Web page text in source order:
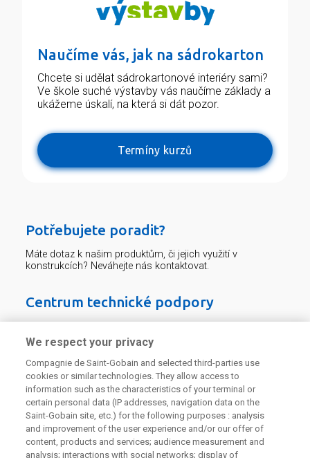
Naučíme vás, jak na sádrokarton
Chcete si udělat sádrokartonové interiéry sami?
Ve škole suché výstavby vás naučíme základy a
ukážeme úskalí, na která si dát pozor.
Termíny kurzů
Potřebujete poradit?
Máte dotaz k našim produktům, či jejich využití v
konstrukcích? Neváhejte nás kontaktovat.
Centrum technické podpory
Odebírejte náš newsletter
We respect your privacy
Compagnie de Saint-Gobain and selected third-parties use
cookies or similar technologies. They allow access to
information such as the characteristics of your terminal or
certain personal data (IP addresses, navigation data on the
Saint-Gobain site, etc.) for the following purposes : analysis
and improvement of the user experience and/or our offer of
content, products and services; audience measurement and
analysis; interactions with social networks; display of